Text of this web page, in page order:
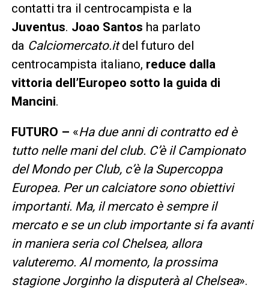
contatti tra il centrocampista e la
Juventus. Joao Santos ha parlato
da Calciomercato.itdel futuro del
centrocampista italiano, reduce dalla
vittoria dell’Europeo sotto la guida di
Mancini.
FUTURO – «Ha due anni di contratto ed è
tutto nelle mani del club. C’è il Campionato
del Mondo per Club, c’è la Supercoppa
Europea. Per un calciatore sono obiettivi
importanti. Ma, il mercato è sempre il
mercato e se un club importante si fa avanti
in maniera seria col Chelsea, allora
valuteremo. Al momento, la prossima
stagione Jorginho la disputerà al Chelsea».